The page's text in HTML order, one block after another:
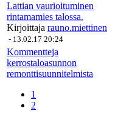
Lattian vaurioituminen
rintamamies talossa.
Kirjoittaja rauno.miettinen
- 13.02.17 20:24
Kommentteja
kerrostaloasunnon
remonttisuunnitelmista
1
2